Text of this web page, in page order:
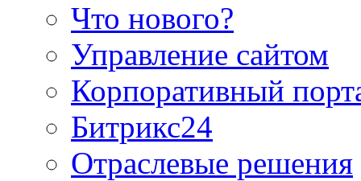
Что нового?
Управление сайтом
Корпоративный
Битрикс24
Отраслевые решения